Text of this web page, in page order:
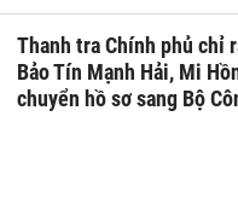
Thanh tra Chính phủ chỉ
Bảo Tín Mạnh Hải, Mi
chuyển hồ sơ sang Bộ